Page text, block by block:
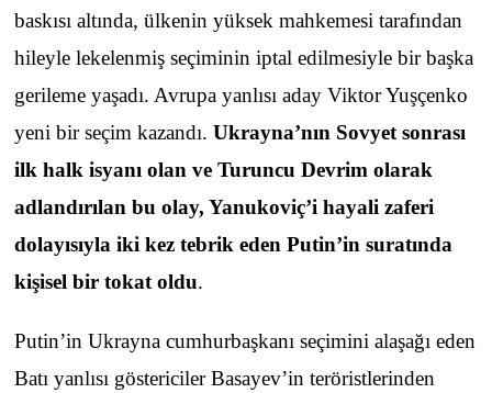
baskısı altında, ülkenin yüksek mahkemesi tarafından
hileyle lekelenmiş seçiminin iptal edilmesiyle bir başka
gerileme yaşadı. Avrupa yanlısı aday Viktor Yuşçenko
yeni bir seçim kazandı.Ukrayna’nın Sovyet sonrası
ilk halk isyanı olan ve Turuncu Devrim olarak
adlandırılan bu olay, Yanukoviç’i hayali zaferi
dolayısıyla iki kez tebrik eden Putin’in suratında
kişisel bir tokat oldu.
Putin’in Ukrayna cumhurbaşkanı seçimini alaşağı eden
Batı yanlısı göstericiler Basayev’in teröristlerinden